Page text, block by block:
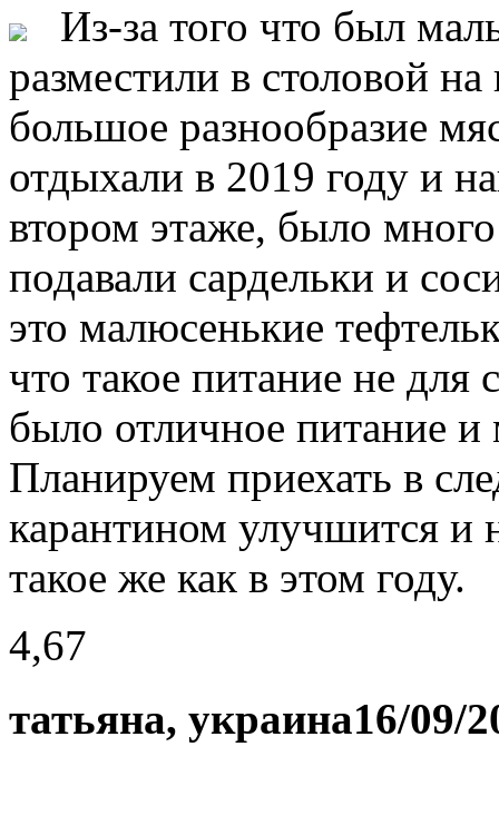
Из-за того что был
разместили в столовой
большое разнообразие
отдыхали в 2019 году и
втором этаже, было
подавали сардельки и
это малюсенькие
что такое питание не для
было отличное питание
Планируем приехать в
карантином улучшится и
такое же как в этом году.
4,67
татьяна, украина16/09/